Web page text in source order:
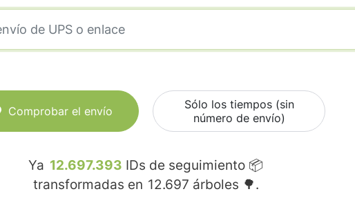
Comprobar el envío
Sólo los tiempos (sin
número de envío)
Ya 12.697.393 IDs de seguimiento 📦
transformadas en 12.697 árboles 🌳.